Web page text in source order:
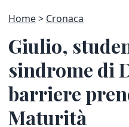
Home Cronaca
Giulio,
sindrome di
barriere
Maturità